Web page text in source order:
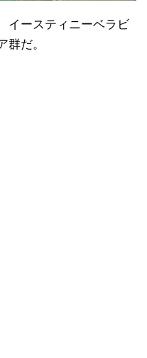
イースティニーベラビ
群だ。